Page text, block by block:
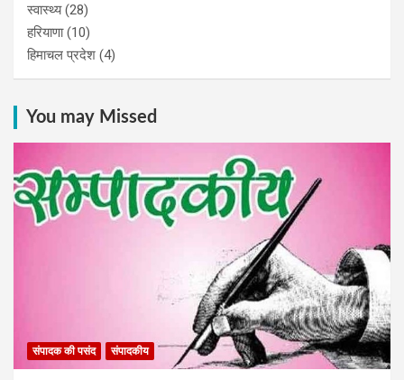
स्वास्थ्य(28)
हरियाणा(10)
हिमाचल प्रदेश (4)
You may Missed
संपादक की पसंद संपादकीय